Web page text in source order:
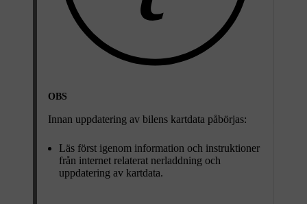
OBS
Innan uppdatering av bilens kartdata påbörjas:
Läs först igenom information och instruktioner
från internet relaterat nerladdning och
uppdatering av kartdata.